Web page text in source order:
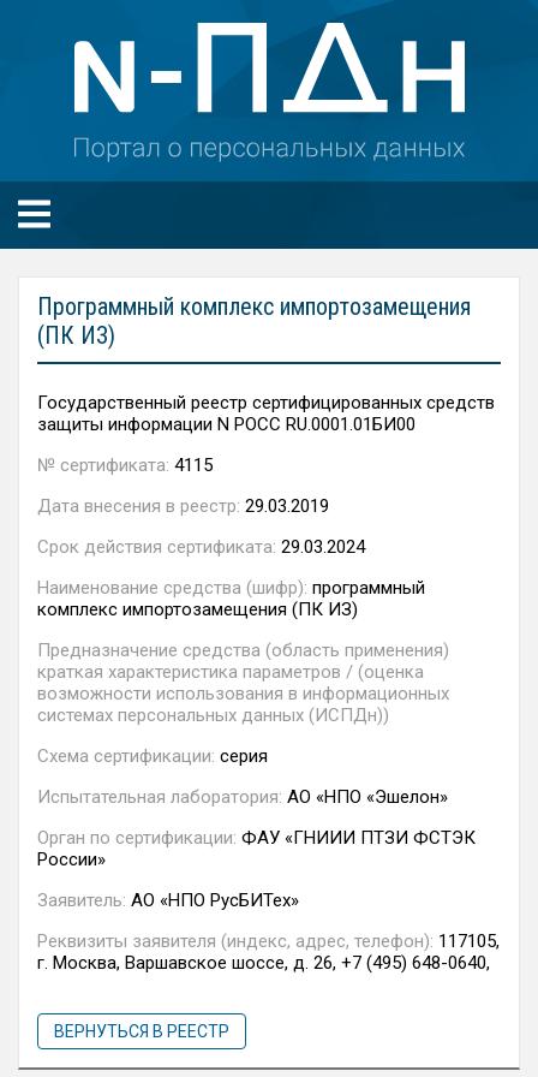
Программный комплекс импортозамещения
(ПК ИЗ)
Государственный реестр сертифицированных средств
защиты информации N РОСС RU.0001.01БИ00
№ сертификата: 4115
Дата внесения в реестр: 29.03.2019
Срок действия сертификата: 29.03.2024
Наименование средства (шифр): программный
комплекс импортозамещения (ПК ИЗ)
Предназначение средства (область применения)
краткая характеристика параметров / (оценка
возможности использования в информационных
системах персональных данных (ИСПДн))
Схема сертификации: серия
Испытательная лаборатория: АО «НПО «Эшелон»
Орган по сертификации: ФАУ «ГНИИИ ПТЗИ ФСТЭК
России»
Заявитель: АО «НПО РусБИТех»
Реквизиты заявителя (индекс, адрес, телефон): 117105,
г. Москва, Варшавское шоссе, д. 26, +7 (495) 648-0640,
ВЕРНУТЬСЯ В РЕЕСТР